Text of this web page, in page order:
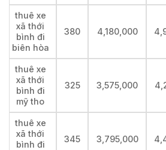
thuê xe
xã thới
bình đi
biên hòa
380 4,180,000
thuê xe
xã thới
bình đi
mỹ tho
325 3,575,000
thuê xe
xã thới
bình đi
345 3,795,000